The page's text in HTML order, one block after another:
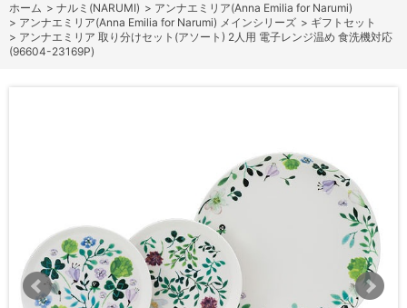
ホーム > ナルミ(NARUMI) > アンナエミリア(Anna Emilia for Narumi)
> アンナエミリア(Anna Emilia for Narumi) メインシリーズ > ギフトセット
> アンナエミリア 取り分けセット(アソート) 2人用 電子レンジ温め 食洗機対応
(96604-23169P)